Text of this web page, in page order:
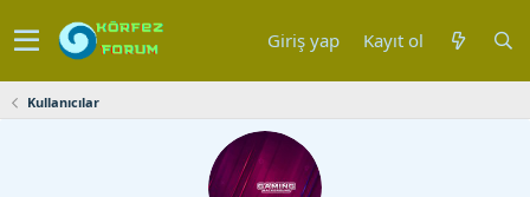
Giriş yap Kayıt ol
Kullanıcılar